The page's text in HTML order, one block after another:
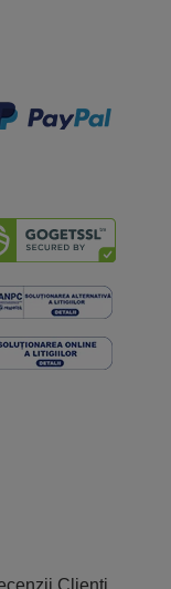
Clienți